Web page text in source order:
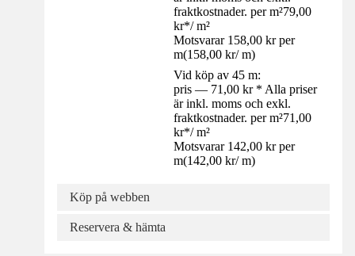
fraktkostnader. per m²79,00
kr*/ m²
Motsvarar 158,00 kr per
m(158,00 kr/ m)
Vid köp av 45 m:
pris — 71,00 kr * Alla priser
är inkl. moms och exkl.
fraktkostnader. per m²71,00
kr*/ m²
Motsvarar 142,00 kr per
m(142,00 kr/ m)
Köp på webben
Reservera & hämta